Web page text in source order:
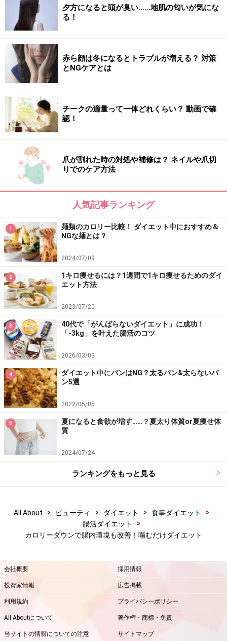
夕方になると頭が臭い……地肌の匂いが気にな
る！
赤ら顔は冬になるとトラブルが増える？ 対策
とNGケアとは
チークの適量って一体どれくらい？ 動画で確
認！
爪が割れた時の対処や補修は？ ネイルや爪切
りでのケア方法
人気記事ランキング
1
麺類のカロリー比較！ ダイエット中におすすめ＆
NGな麺とは？
2024/07/09
2
1キロ痩せるには？1週間で1キロ痩せるためのダイ
エット方法
2023/07/20
3
40代で「がんばらないダイエット」に成功！
「-3kg」を叶えた腸活のコツ
2026/03/03
4
ダイエット中にパンはNG？太るパン&太らないパ
ン5選
2022/05/05
5
夏になると食欲が増す……？夏太り体質or夏痩せ体
質
2024/07/24
ランキングをもっと見る
All About > ビューティ > ダイエット > 食事ダイエット
>
腸活ダイエット
>
カロリーダウンで腸内環境も改善！噛むだけダイエット
会社概要 採用情報
投資家情報 広告掲載
利用規約 プライバシーポリシー
All Aboutについて 著作権・商標・免責
当サイトの情報についての注意 サイトマップ